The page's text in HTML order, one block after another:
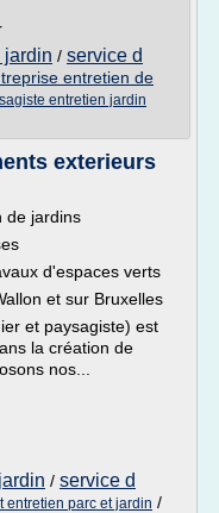
jardin / service d
entretien de
entretien jardin
exterieurs
de jardins
d'espaces verts
et sur Bruxelles
et paysagiste) est
la création de
nos...
/ service d
entretien parc et jardin /